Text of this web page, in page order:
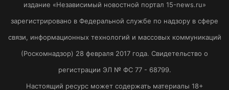
издание «Независимый новостной портал 15-news.ru»
зарегистрировано в Федеральной службе по надзору в сфере
связи, информационных технологий и массовых коммуникаций
(Роскомнадзор) 28 февраля 2017 года. Свидетельство о
регистрации ЭЛ № ФС 77 - 68799.
Настоящий ресурс может содержать материалы 18+